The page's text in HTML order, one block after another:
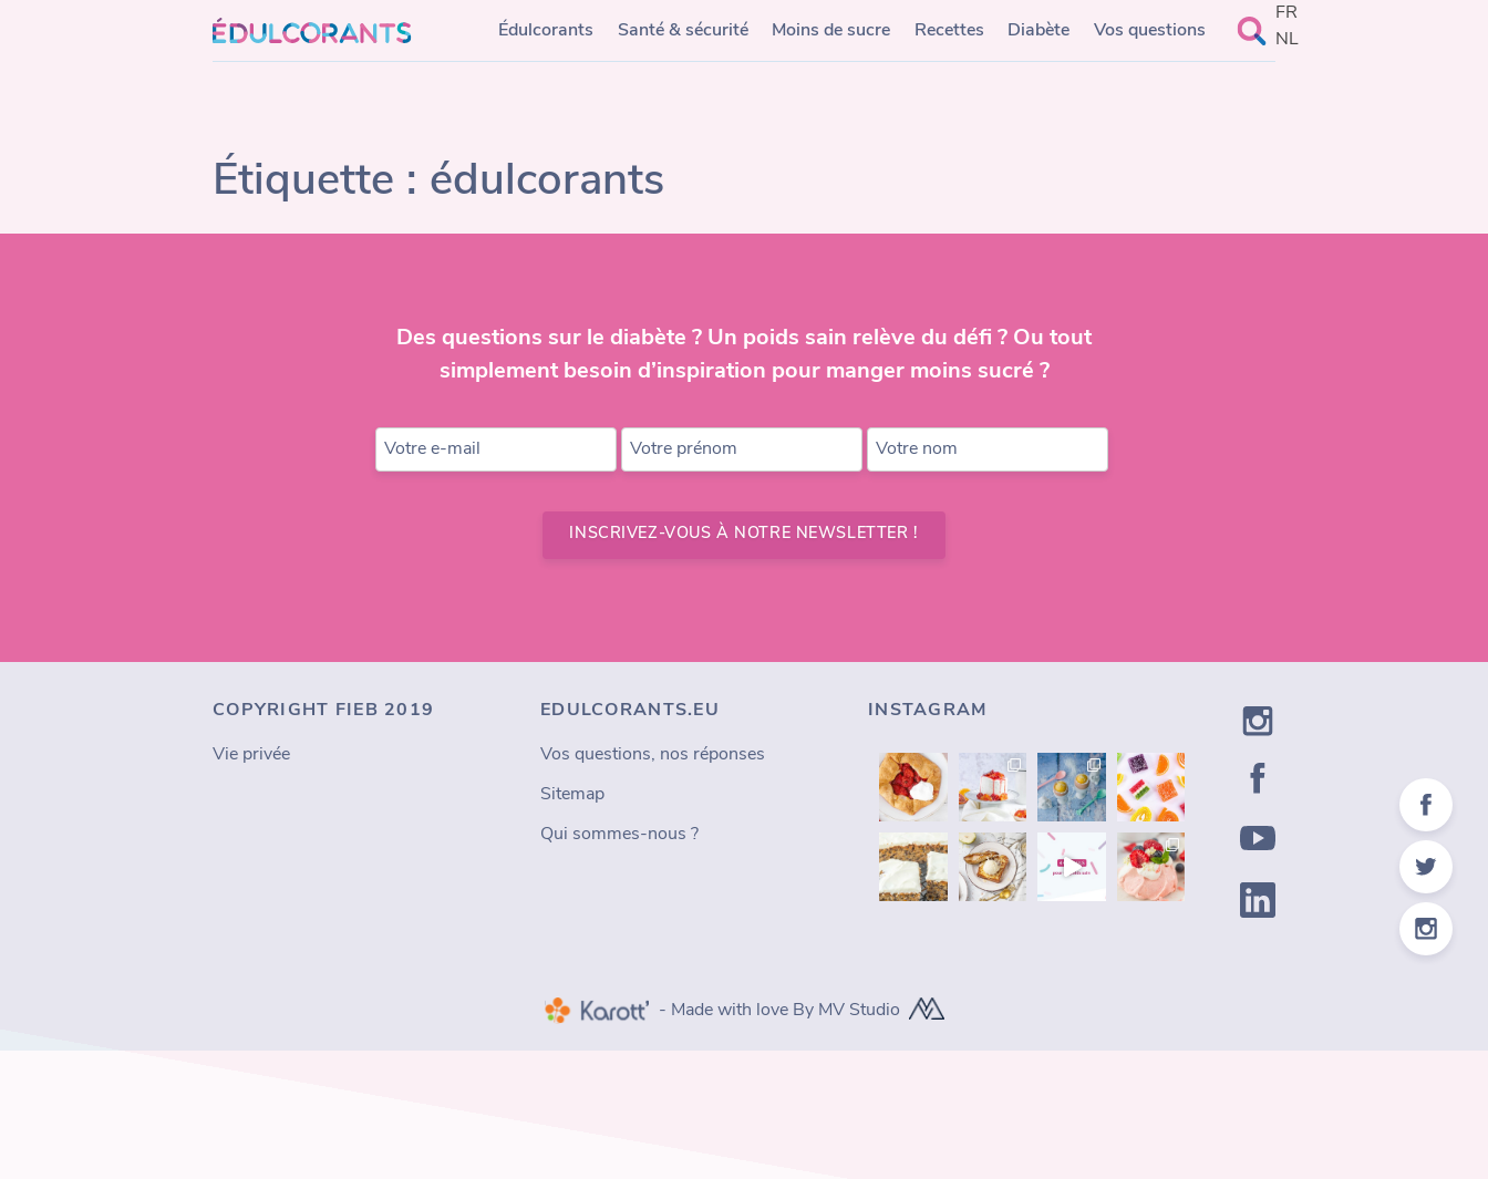
to
content
Édulcorants Santé & sécurité Moins de sucre Recettes Diabète Vos questions
Rechercher :
FR
NL
Étiquette : édulcorants
Des questions sur le diabète ? Un poids sain relève du défi ? Ou tout
simplement besoin d’inspiration pour manger moins sucré ?
Votre e-mail Votre prénom Votre nom
INSCRIVEZ-VOUS À NOTRE NEWSLETTER !
COPYRIGHT FIEB 2019
Vie privée
EDULCORANTS.EU
Vos questions, nos réponses
Sitemap
Qui sommes-nous ?
INSTAGRAM
- Made with love By MV Studio